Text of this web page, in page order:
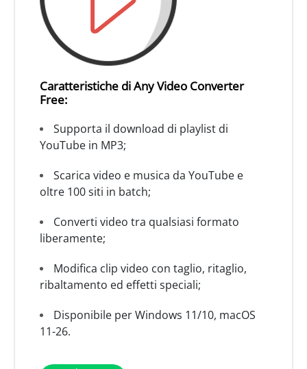
Caratteristiche di Any Video Converter
Free:
Supporta il download di playlist di
YouTube in MP3;
Scarica video e musica da YouTube e
oltre 100 siti in batch;
Converti video tra qualsiasi formato
liberamente;
Modifica clip video con taglio, ritaglio,
ribaltamento ed effetti speciali;
Disponibile per Windows 11/10, macOS
11-26.